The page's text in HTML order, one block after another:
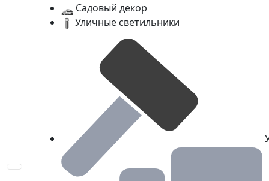
Toggle navigation
Садовый декор
Уличные светильники